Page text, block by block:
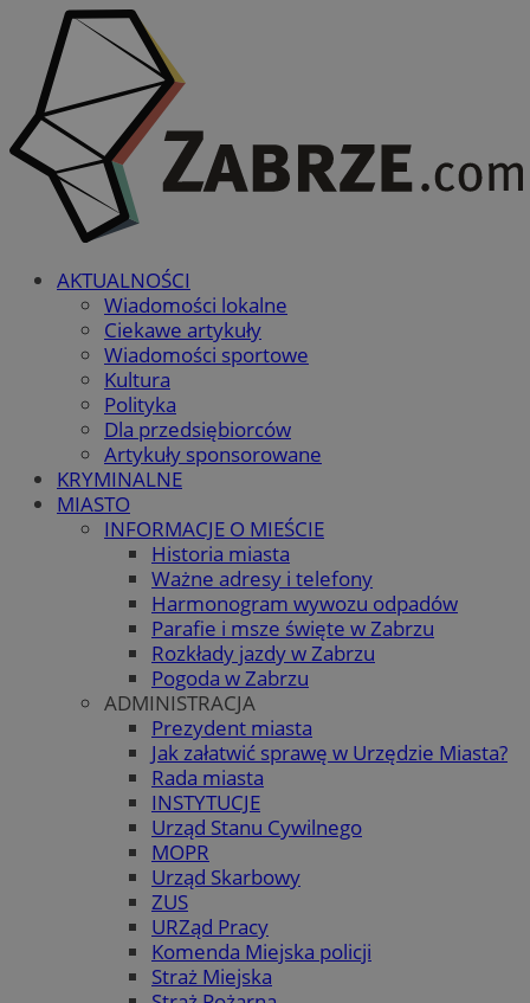
AKTUALNOŚCI
Wiadomości lokalne
Ciekawe artykuły
Wiadomości sportowe
Kultura
Polityka
Dla przedsiębiorców
Artykuły sponsorowane
KRYMINALNE
MIASTO
INFORMACJE O MIEŚCIE
Historia miasta
Ważne adresy i telefony
Harmonogram wywozu odpadów
Parafie i msze święte w Zabrzu
Rozkłady jazdy w Zabrzu
Pogoda w Zabrzu
ADMINISTRACJA
Prezydent miasta
Jak załatwić sprawę w Urzędzie Miasta?
Rada miasta
INSTYTUCJE
Urząd Stanu Cywilnego
MOPR
Urząd Skarbowy
ZUS
URZąd Pracy
Komenda Miejska policji
Straż Miejska